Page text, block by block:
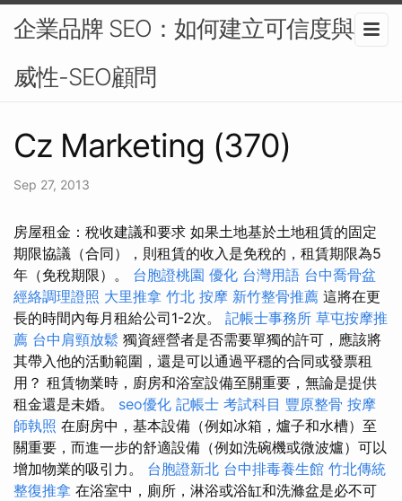
企業品牌 SEO：如何建立可信度與權
威性-SEO顧問
Cz Marketing (370)
Sep 27, 2013
房屋租金：稅收建議和要求 如果土地基於土地租賃的固定
期限協議（合同），則租賃的收入是免稅的，租賃期限為5
年（免稅期限）。 台胞證桃園 優化 台灣用語 台中喬骨盆
經絡調理證照 大里推拿 竹北 按摩 新竹整骨推薦 這將在更
長的時間內每月租給公司1-2次。 記帳士事務所 草屯按摩推
薦 台中肩頸放鬆 獨資經營者是否需要單獨的許可，應該將
其帶入他的活動範圍，還是可以通過平穩的合同或發票租
用？ 租賃物業時，廚房和浴室設備至關重要，無論是提供
租金還是未婚。 seo優化 記帳士 考試科目 豐原整骨 按摩
師執照 在廚房中，基本設備（例如冰箱，爐子和水槽）至
關重要，而進一步的舒適設備（例如洗碗機或微波爐）可以
增加物業的吸引力。 台胞證新北 台中排毒養生館 竹北傳統
整復推拿 在浴室中，廁所，淋浴或浴缸和洗滌盆是必不可